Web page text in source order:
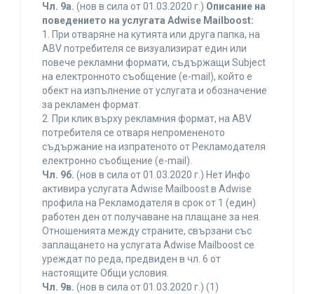
Чл. 9а. (нов в сила от 01.03.2020 г.) Описание на
поведението на услугата Adwise Mailboost:
1. При отваряне на кутията или друга папка, на
ABV потребителя се визуализират един или
повече рекламни формати, съдържащи Subject
на електронното съобщение (e-mail), който е
обект на изпълнение от услугата и обозначение
за рекламен формат.
2. При клик върху рекламния формат, на ABV
потребителя се отваря непромененото
съдържание на изпратеното от Рекламодателя
електронно съобщение (e-mail).
Чл. 9б. (нов в сила от 01.03.2020 г.) Нет Инфо
активира услугата Adwise Mailboost в Adwise
профила на Рекламодателя в срок от 1 (един)
работен ден от получаване на плащане за нея.
Отношенията между страните, свързани със
заплащането на услугата Adwise Mailboost се
уреждат по реда, предвиден в чл. 6 от
настоящите Общи условия.
Чл. 9в. (нов в сила от 01.03.2020 г.) (1)